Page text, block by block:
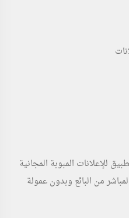
للإعلانات المبوبة المجانية
من البائع وبدون عمولة